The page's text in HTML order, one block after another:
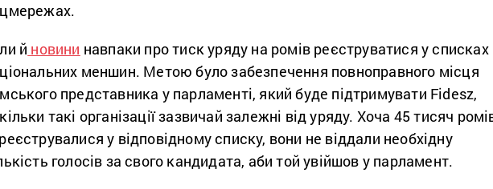
й новини навпаки про тиск уряду на ромів реєструватися у списках
меншин. Метою було забезпечення повноправного місця
представника у парламенті, який буде підтримувати Fidesz,
такі організації зазвичай залежні від уряду. Хоча 45 тисяч
у відповідному списку, вони не віддали необхідну
голосів за свого кандидата, аби той увійшов у парламент.